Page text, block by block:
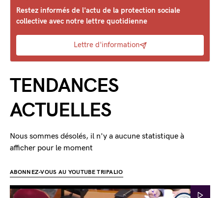
Restez informés de l'actu de la protection sociale
collective avec notre lettre quotidienne
Lettre d'information
TENDANCES
ACTUELLES
Nous sommes désolés, il n'y a aucune statistique à
afficher pour le moment
ABONNEZ-VOUS AU YOUTUBE TRIPALIO